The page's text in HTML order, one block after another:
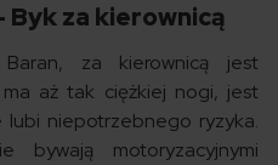
Byk za kierownicą
za kierownicą jest
aż tak ciężkiej nogi, jest
niepotrzebnego ryzyka.
motoryzacyjnymi